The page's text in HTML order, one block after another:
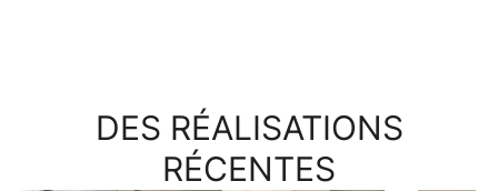
DES RÉALISATIONS
RÉCENTES